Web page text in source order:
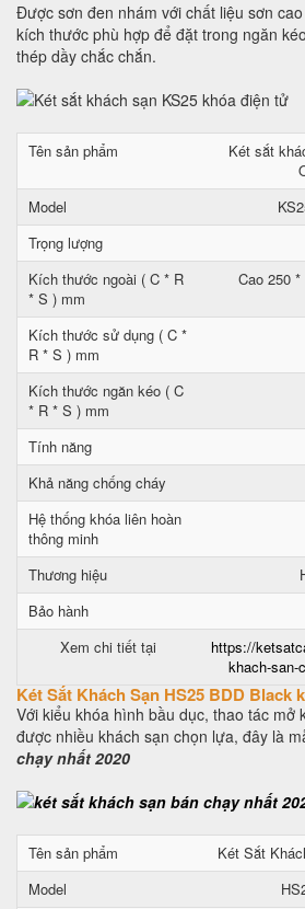
Được sơn đen nhám với chất liệu sơn
kích thước phù hợp để đặt trong ngăn
thép dầy chắc chắn.
Tên sản phẩm
Két sắt
Model
Trọng lượng
Kích thước ngoài ( C * R
* S ) mm
Cao 250
Kích thước sử dụng ( C *
R * S ) mm
Kích thước ngăn kéo ( C
* R * S ) mm
Tính năng
Khả năng chống cháy
Hệ thống khóa liên hoàn
thông minh
Thương hiệu
Bảo hành
Xem chi tiết tại
https://
khach-san-
Két Sắt Khách Sạn HS25 BDD Black
Với kiểu khóa hình bầu dục, thao tác mở
được nhiều khách sạn chọn lựa, đây là
chạy nhất 2020
Tên sản phẩm
Két Sắt
Model